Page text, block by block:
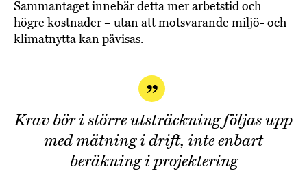
Sammantaget innebär detta mer arbetstid och
högre kostnader – utan att motsvarande miljö- och
klimatnytta kan påvisas.
Krav bör i större utsträckning följas upp
med mätning i drift, inte enbart
beräkning i projektering